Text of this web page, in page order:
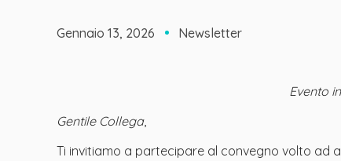
Gennaio 13, 2026 Newsletter
Evento
Gentile Collega,
Ti invitiamo a partecipare al convegno volto ad